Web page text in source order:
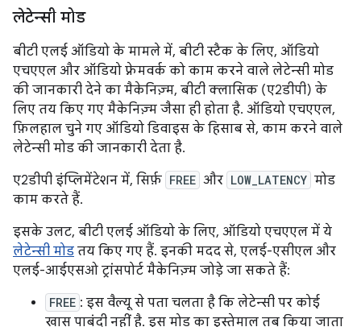
लेटेन्सी मोड
बीटी एलई ऑडियो के मामले में, बीटी स्टैक के लिए, ऑडियो
एचएएल और ऑडियो फ़्रेमवर्क को काम करने वाले लेटेन्सी मोड
की जानकारी देने का मैकेनिज़्म, बीटी क्लासिक (ए2डीपी) के
लिए तय किए गए मैकेनिज़्म जैसा ही होता है. ऑडियो एचएएल,
फ़िलहाल चुने गए ऑडियो डिवाइस के हिसाब से, काम करने वाले
लेटेन्सी मोड की जानकारी देता है.
ए2डीपी इंप्लिमेंटेशन में, सिर्फ़ FREE और LOW_LATENCY मोड
काम करते हैं.
इसके उलट, बीटी एलई ऑडियो के लिए, ऑडियो एचएएल में ये
लेटेन्सी मोड तय किए गए हैं. इनकी मदद से, एलई-एसीएल और
एलई-आईएसओ ट्रांसपोर्ट मैकेनिज़्म जोड़े जा सकते हैं:
FREE : इस वैल्यू से पता चलता है कि लेटेन्सी पर कोई
खास पाबंदी नहीं है. इस मोड का इस्तेमाल तब किया जाता